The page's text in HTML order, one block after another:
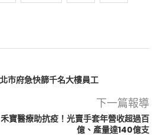
市府急快篩千名大樓員工
下一篇報導
禾寶醫療助抗疫！光賣手套年營收超過百
億、產量達140億支